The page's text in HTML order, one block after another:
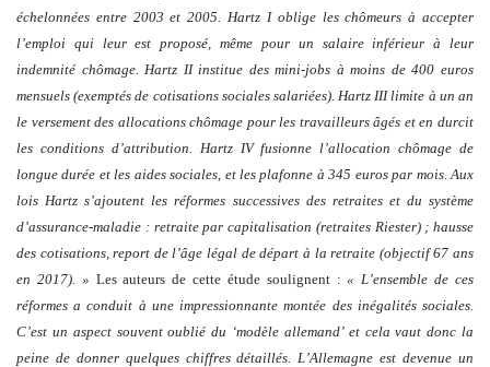
échelonnées entre 2003 et 2005. Hartz I oblige les chômeurs à accepter
l’emploi qui leur est proposé, même pour un salaire inférieur à leur
indemnité chômage. Hartz II institue des mini-jobs à moins de 400 euros
mensuels (exemptés de cotisations sociales salariées). Hartz III limite à un an
le versement des allocations chômage pour les travailleurs âgés et en durcit
les conditions d’attribution. Hartz IV fusionne l’allocation chômage de
longue durée et les aides sociales, et les plafonne à 345 euros par mois. Aux
lois Hartz s’ajoutent les réformes successives des retraites et du système
d’assurance-maladie : retraite par capitalisation (retraites Riester) ; hausse
des cotisations, report de l’âge légal de départ à la retraite (objectif 67 ans
en 2017). » Les auteurs de cette étude soulignent :« L’ensemble de ces
réformes a conduit à une impressionnante montée des inégalités sociales.
C’est un aspect souvent oublié du ‘modèle allemand’ et cela vaut donc la
peine de donner quelques chiffres détaillés. L’Allemagne est devenue un